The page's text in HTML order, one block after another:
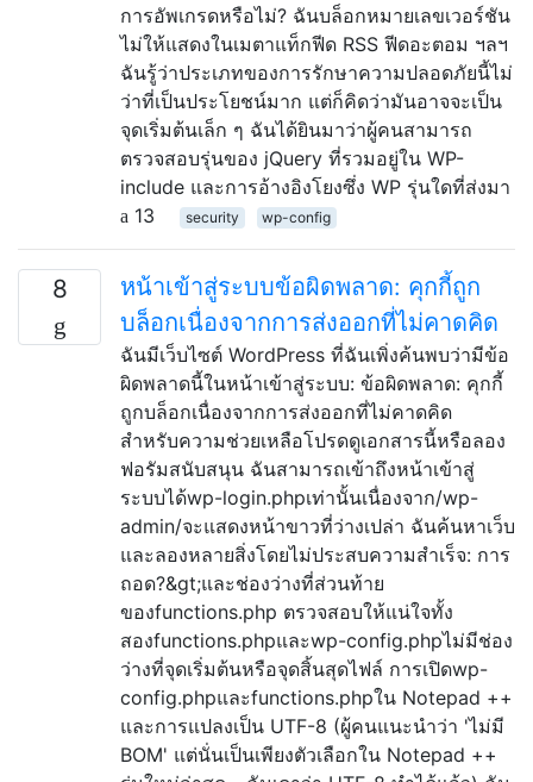
การอัพเกรดหรือไม่? ฉันบล็อกหมายเลขเวอร์ชัน
ไม่ให้แสดงในเมตาแท็กฟีด RSS ฟีดอะตอม ฯลฯ
ฉันรู้ว่าประเภทของการรักษาความปลอดภัยนี้ไม่
ว่าที่เป็นประโยชน์มาก แต่ก็คิดว่ามันอาจจะเป็น
จุดเริ่มต้นเล็ก ๆ ฉันได้ยินมาว่าผู้คนสามารถ
ตรวจสอบรุ่นของ jQuery ที่รวมอยู่ใน WP-
include และการอ้างอิงโยงซึ่ง WP รุ่นใดที่ส่งมา
13
security wp-config
8
หน้าเข้าสู่ระบบข้อผิดพลาด: คุกกี้ถูก
บล็อกเนื่องจากการส่งออกที่ไม่คาดคิด
ฉันมีเว็บไซต์ WordPress ที่ฉันเพิ่งค้นพบว่ามีข้อ
ผิดพลาดนี้ในหน้าเข้าสู่ระบบ: ข้อผิดพลาด: คุกกี้
ถูกบล็อกเนื่องจากการส่งออกที่ไม่คาดคิด
สำหรับความช่วยเหลือโปรดดูเอกสารนี้หรือลอง
ฟอรัมสนับสนุน ฉันสามารถเข้าถึงหน้าเข้าสู่
ระบบได้wp-login.phpเท่านั้นเนื่องจาก/wp-
admin/จะแสดงหน้าขาวที่ว่างเปล่า ฉันค้นหาเว็บ
และลองหลายสิ่งโดยไม่ประสบความสำเร็จ: การ
ถอด?&gt;และช่องว่างที่ส่วนท้าย
ของfunctions.php ตรวจสอบให้แน่ใจทั้ง
สองfunctions.phpและwp-config.phpไม่มีช่อง
ว่างที่จุดเริ่มต้นหรือจุดสิ้นสุดไฟล์ การเปิดwp-
config.phpและfunctions.phpใน Notepad ++
และการแปลงเป็น UTF-8 (ผู้คนแนะนำว่า 'ไม่มี
BOM' แต่นั่นเป็นเพียงตัวเลือกใน Notepad ++